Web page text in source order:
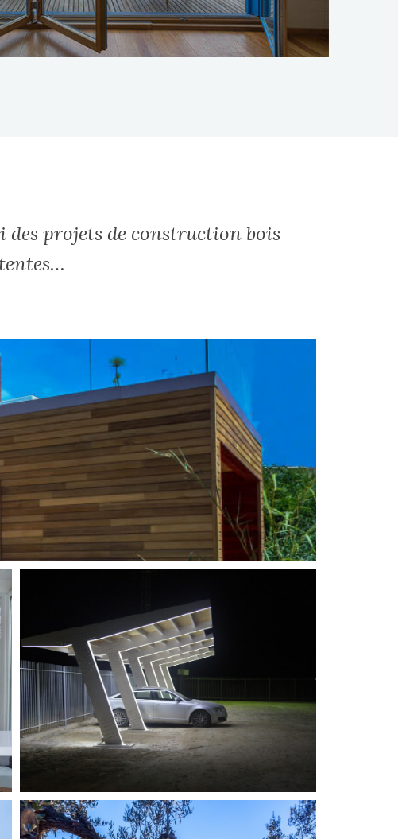
projets de construction bois